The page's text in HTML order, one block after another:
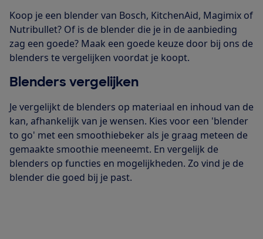
Koop je een blender van Bosch, KitchenAid, Magimix of
Nutribullet? Of is de blender die je in de aanbieding
zag een goede? Maak een goede keuze door bij ons de
blenders te vergelijken voordat je koopt.
Blenders vergelijken
Je vergelijkt de blenders op materiaal en inhoud van de
kan, afhankelijk van je wensen. Kies voor een 'blender
to go' met een smoothiebeker als je graag meteen de
gemaakte smoothie meeneemt. En vergelijk de
blenders op functies en mogelijkheden. Zo vind je de
blender die goed bij je past.